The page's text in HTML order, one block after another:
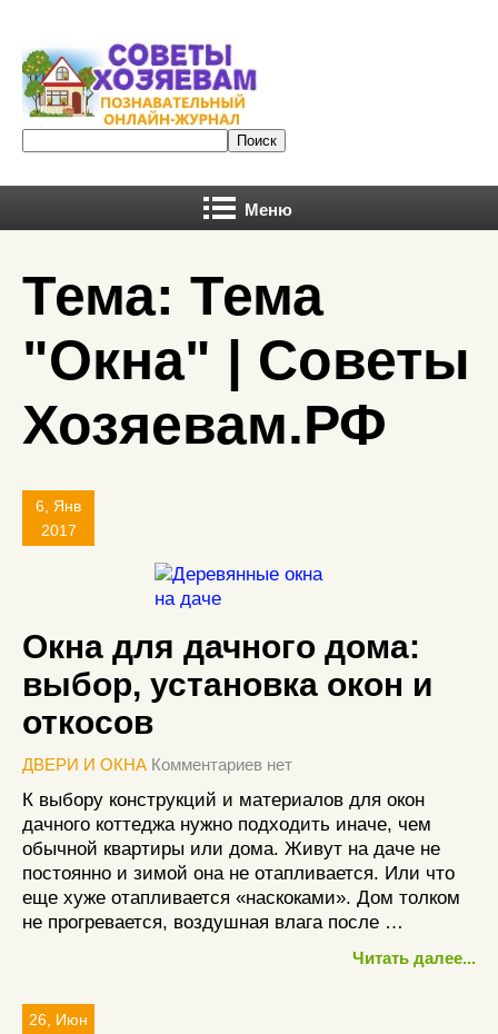
Меню
Тема: Тема
"Окна" | Советы
Хозяевам.РФ
6, Янв
2017
Окна для дачного дома:
выбор, установка окон и
откосов
ДВЕРИ И ОКНА Комментариев нет
К выбору конструкций и материалов для окон
дачного коттеджа нужно подходить иначе, чем
обычной квартиры или дома. Живут на даче не
постоянно и зимой она не отапливается. Или что
еще хуже отапливается «наскоками». Дом толком
не прогревается, воздушная влага после …
Читать далее...
26, Июн